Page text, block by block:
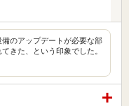
のアップデートが必要な部
きた、という印象でした。